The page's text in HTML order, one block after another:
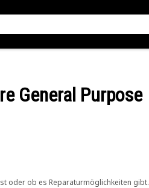
General Purpose
oder ob es Reparaturmöglichkeiten gibt.